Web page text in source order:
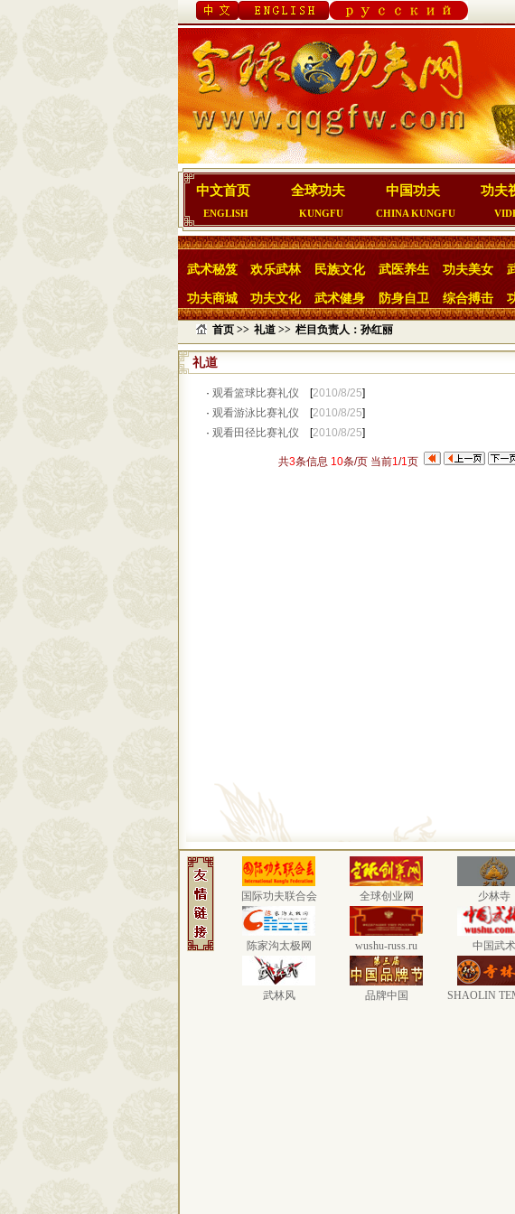
中文首页
ENGLISH
全球功夫
KUNGFU
中国功夫
CHINA KUNGFU
功夫
武术秘笈 欢乐武林 民族文化 武医养生 功夫美女
功夫商城 功夫文化 武术健身 防身自卫 综合搏击
首页 >> 礼道 >> 栏目负责人：孙红丽
礼道
· 观看篮球比赛礼仪 [2010/8/25]
· 观看游泳比赛礼仪 [2010/8/25]
· 观看田径比赛礼仪 [2010/8/25]
共3条信息 10条/页 当前1/1页
国际功夫联合会 全球创业网 少林寺
陈家沟太极网 wushu-russ.ru 中国武术
武林风 品牌中国 SHAOLIN